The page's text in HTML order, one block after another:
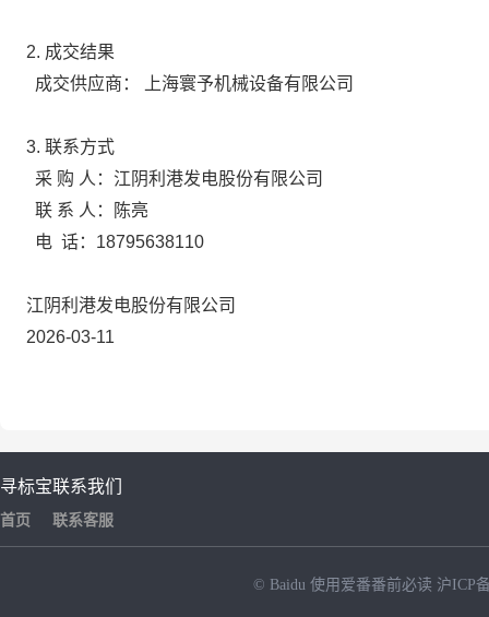
2. 成交结果
成交供应商：
上海寰予机械设备有限公司
3. 联系方式
采 购 人：江阴利港发电股份有限公司
联 系 人：
陈亮
电 话：18795638110
江阴利港发电股份有限公司
2026-03-11
寻标宝
首页
联系我们
联系客服
© Baidu 使用爱番番前必读 沪ICP